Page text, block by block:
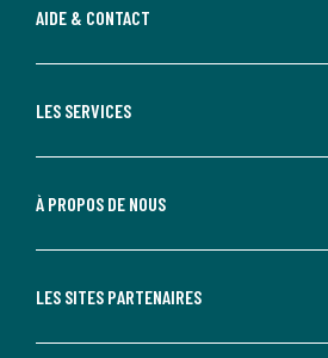
AIDE & CONTACT
LES SERVICES
À PROPOS DE NOUS
LES SITES PARTENAIRES